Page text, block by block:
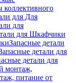
коллективного
для Для
для
для Шкафчики
Запасные детали
детали для
детали для
монтаж,
питание от